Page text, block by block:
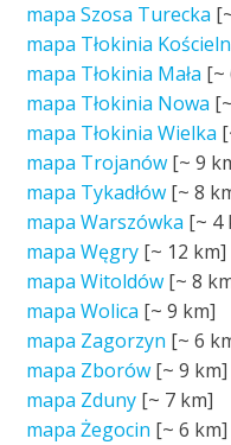
mapa Szosa Turecka
mapa Tłokinia
mapa Tłokinia Mała [~
mapa Tłokinia Nowa [~
mapa Tłokinia Wielka
mapa Trojanów [~9
mapa Tykadłów [~8
mapa Warszówka [~ 4
mapa Węgry [~ 12 km]
mapa Witoldów [~8
mapa Wolica [~9 km]
mapa Zagorzyn [~6
mapa Zborów [~9 km]
mapa Zduny [~ 7 km]
mapa Żegocin [~6 km]